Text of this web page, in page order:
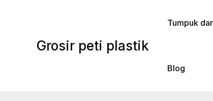
Grosir peti plastik
Tumpuk
Blog